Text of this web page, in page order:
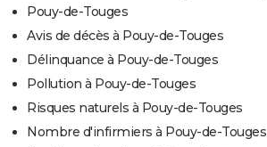
Pouy-de-Touges
Avis de décès à Pouy-de-Touges
Délinquance à Pouy-de-Touges
Pollution à Pouy-de-Touges
Risques naturels à Pouy-de-Touges
Nombre d'infirmiers à Pouy-de-Touges